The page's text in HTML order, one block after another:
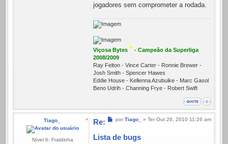
jogadores sem comprometer a rodada.
Viçosa Bytes * - Campeão da Superliga
2008/2009
Ray Felton - Vince Carter - Ronnie Brewer -
Josh Smith - Spencer Hawes
Eddie House - Kellenna Azubuike - Marc Gasol
Beno Udrih - Channing Frye - Robert Swift
Tiago_
Nível 6: Fraldinha
Mensagem
por Tiago_ » Ter Out 26, 2010 11:26 am
Re:
Lista de bugs